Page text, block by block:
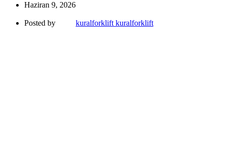
Haziran 9, 2026
Posted by kuralforklift kuralforklift